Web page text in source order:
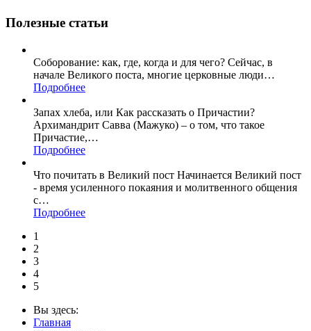
Полезные статьи
Соборование: как, где, когда и для чего? Сейчас, в
начале Великого поста, многие церковные люди…
Подробнее
Запах хлеба, или Как рассказать о Причастии?
Архимандрит Савва (Мажуко) – о том, что такое
Причастие,…
Подробнее
Что почитать в Великий пост Начинается Великий пост
- время усиленного покаяния и молитвенного общения
с…
Подробнее
1
2
3
4
5
Вы здесь:
Главная